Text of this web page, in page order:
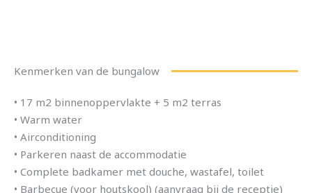
Kenmerken van de bungalow
• 17 m2 binnenoppervlakte + 5 m2 terras
• Warm water
• Airconditioning
• Parkeren naast de accommodatie
• Complete badkamer met douche, wastafel, toilet
• Barbecue (voor houtskool) (aanvraag bij de receptie)